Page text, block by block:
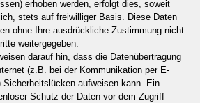
erhoben werden, erfolgt dies, soweit
stets auf freiwilliger Basis. Diese Daten
ohne Ihre ausdrückliche Zustimmung nicht
weitergegeben.
darauf hin, dass die Datenübertragung
(z.B. bei der Kommunikation per E-
Sicherheitslücken aufweisen kann. Ein
Schutz der Daten vor dem Zugriff